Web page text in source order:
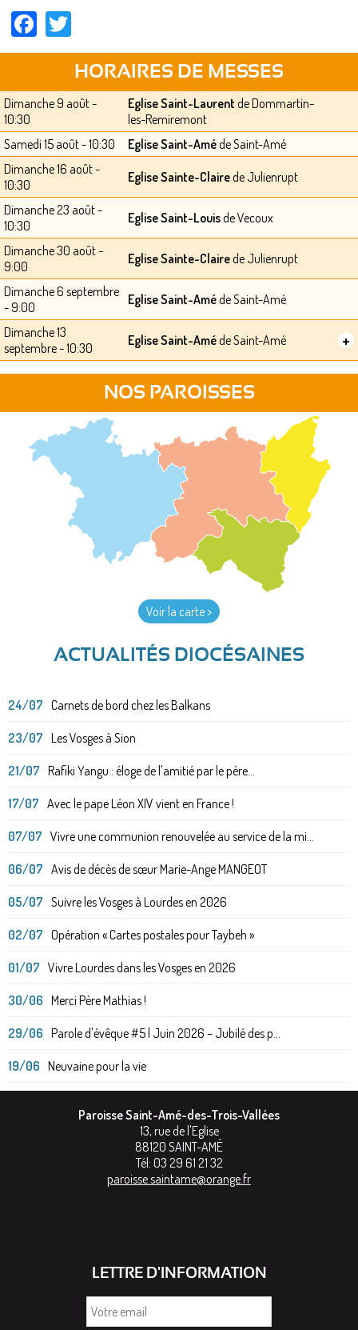
Facebook
HORAIRES DE MESSES
Dimanche 9 août -
10:30
Eglise Saint-Laurent de Dommartin-
les-Remiremont
Samedi 15 août - 10:30
Eglise Saint-Améde Saint-Amé
Dimanche 16 août -
10:30
Eglise Sainte-Clairede Julienrupt
Dimanche 23 août -
10:30
Eglise Saint-Louisde Vecoux
Dimanche 30 août -
9:00
Eglise Sainte-Clairede Julienrupt
Dimanche 6 septembre
- 9:00
Eglise Saint-Améde Saint-Amé
Dimanche 13
septembre - 10:30
Eglise Saint-Améde Saint-Amé +
NOS PAROISSES
Voir la carte >
ACTUALITÉS DIOCÉSAINES
24/07 Carnets de bord chez les Balkans
23/07 Les Vosges à Sion
21/07 Rafiki Yangu : éloge de l'amitié par le père...
17/07 Avec le pape Léon XIV vient en France !
07/07 Vivre une communion renouvelée au service de la mi...
06/07 Avis de décès de sœur Marie-Ange MANGEOT
05/07 Suivre les Vosges à Lourdes en 2026
02/07 Opération « Cartes postales pour Taybeh »
01/07 Vivre Lourdes dans les Vosges en 2026
30/06 Merci Père Mathias !
29/06 Parole d'évêque #5 | Juin 2026 – Jubilé des p...
19/06 Neuvaine pour la vie
Paroisse Saint-Amé-des-Trois-Vallées
13, rue de l'Eglise
88120 SAINT-AMÉ
Tél: 03 29 61 21 32
paroisse.saintame@orange.fr
LETTRE D'INFORMATION